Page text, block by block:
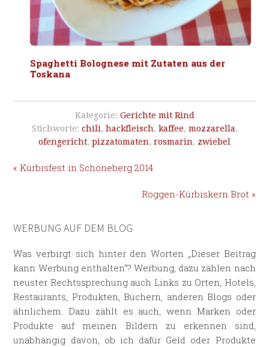
Spaghetti Bolognese mit Zutaten aus der
Toskana
Kategorie: Gerichte mit Rind
Stichworte: chili, hackfleisch, kaffee, mozzarella,
ofengericht, pizzatomaten, rosmarin, zwiebel
« Kürbisfest in Schöneberg 2014
Roggen-Kürbiskern Brot »
WERBUNG AUF DEM BLOG
Was verbirgt sich hinter den Worten „Dieser Beitrag
kann Werbung enthalten“? Werbung, dazu zählen nach
neuster Rechtssprechung auch Links zu Orten, Hotels,
Restaurants, Produkten, Büchern, anderen Blogs oder
ähnlichem. Dazu zählt es auch, wenn Marken oder
Produkte auf meinen Bildern zu erkennen sind,
unabhängig davon, ob ich dafür Geld oder Produkte